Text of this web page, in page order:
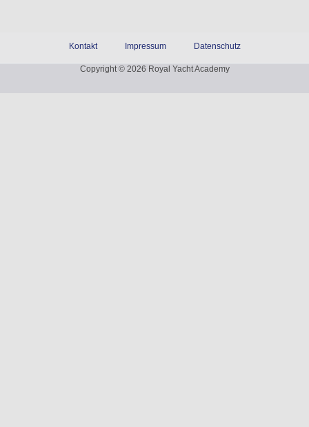
Kontakt Impressum Datenschutz
Copyright © 2026 Royal Yacht Academy